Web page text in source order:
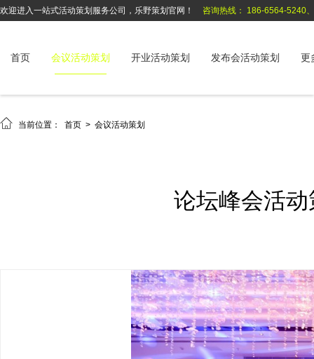
欢迎进入一站式活动策划服务公司，乐野策划官网！ 咨询热线： 186-6564-5240
首页 会议活动策划 开业活动策划 发布会活动策划 更
 当前位置： 首页 > 会议活动策划
论坛峰会活